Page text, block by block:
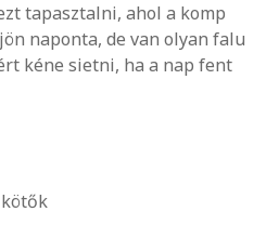
tapasztalni, ahol a komp
naponta, de van olyan falu
kéne sietni, ha a nap fent